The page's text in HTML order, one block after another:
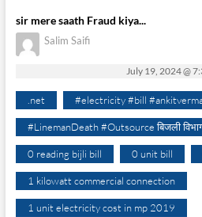
sir mere saath Fraud kiya...
Salim Saifi
July 19, 2024 @
.net #electricity #bill
#LinemanDeath #Outsource बिजली
0 reading bijli bill 0 unit bill
1 kilowatt commercial connection
1 unit electricity cost in mp 2019